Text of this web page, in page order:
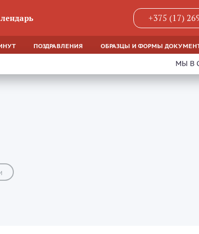
+375 (17)
ПОЗДРАВЛЕНИЯ ОБРАЗЦЫ И ФОРМЫ
МЫ В